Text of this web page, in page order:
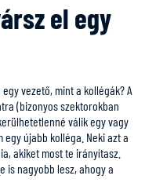
el egy
vezető, mint a kollégák? A
(bizonyos szektorokban
válik egy vagy
újabb kolléga. Neki azt a
akiket most te irányítasz.
is nagyobb lesz, ahogy a